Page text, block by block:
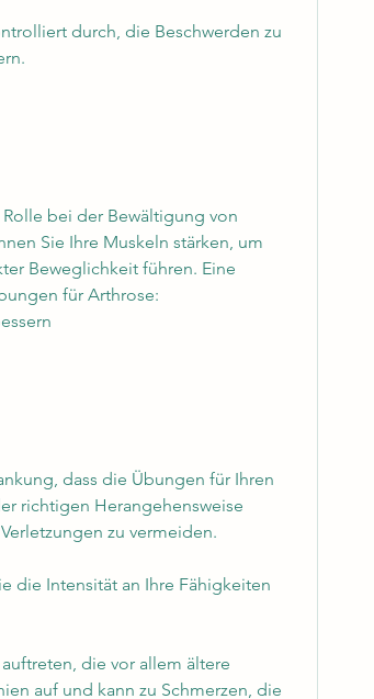
durch, die Beschwerden zu
bei der Bewältigung von
Sie Ihre Muskeln stärken, um
Beweglichkeit führen. Eine
für Arthrose:
dass die Übungen für Ihren
richtigen Herangehensweise
zu vermeiden.
die Intensität an Ihre Fähigkeiten
die vor allem ältere
auf und kann zu Schmerzen, die